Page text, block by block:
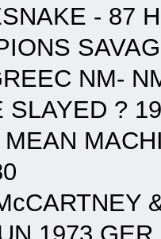
- 87
NM-
SLAYED ?